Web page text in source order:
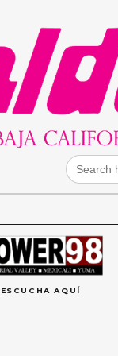
Search
for:
ESCUCHA AQUÍ